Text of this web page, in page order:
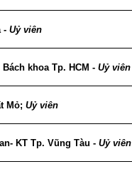
-Uỷ viên
khoa Tp. HCM -Uỷ viên
Mỏ;Uỷ viên
KT Tp. Vũng Tàu -Uỷ viên